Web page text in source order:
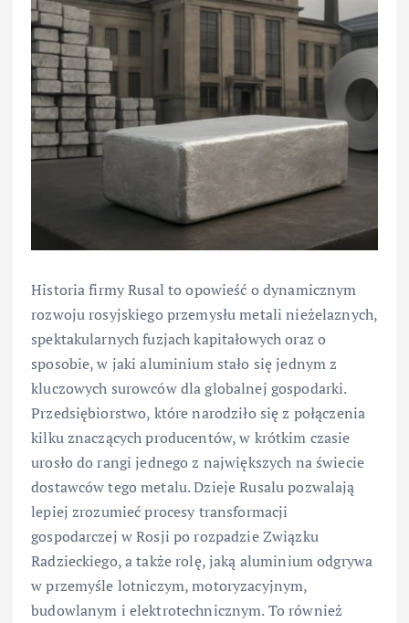
Historia firmy Rusal to opowieść o dynamicznym
rozwoju rosyjskiego przemysłu metali nieżelaznych,
spektakularnych fuzjach kapitałowych oraz o
sposobie, w jaki aluminium stało się jednym z
kluczowych surowców dla globalnej gospodarki.
Przedsiębiorstwo, które narodziło się z połączenia
kilku znaczących producentów, w krótkim czasie
urosło do rangi jednego z największych na świecie
dostawców tego metalu. Dzieje Rusalu pozwalają
lepiej zrozumieć procesy transformacji
gospodarczej w Rosji po rozpadzie Związku
Radzieckiego, a także rolę, jaką aluminium odgrywa
w przemyśle lotniczym, motoryzacyjnym,
budowlanym i elektrotechnicznym. To również